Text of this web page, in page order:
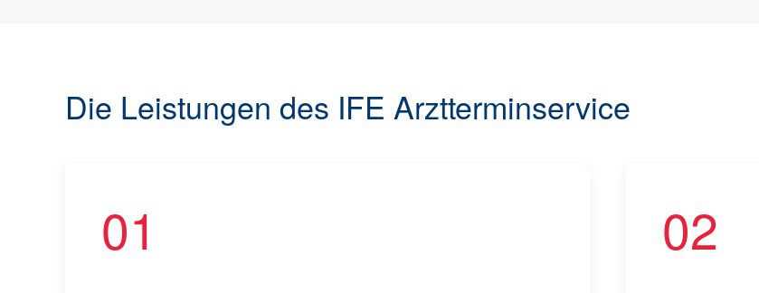
Die Leistungen des IFE Arztterminservice
01 02